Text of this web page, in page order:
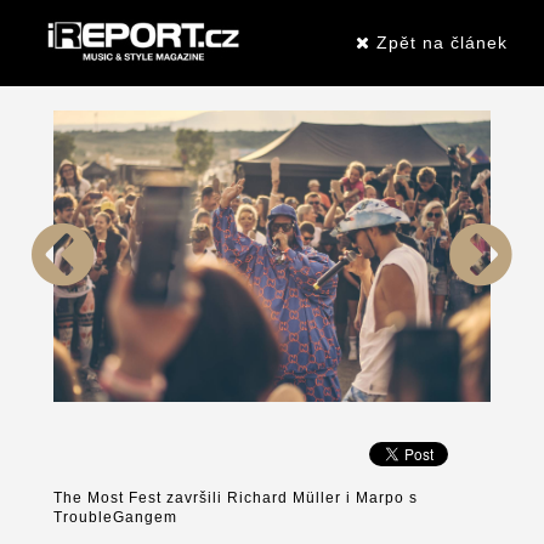
Zpět na článek
The Most Fest završili Richard Müller i Marpo s
TroubleGangem